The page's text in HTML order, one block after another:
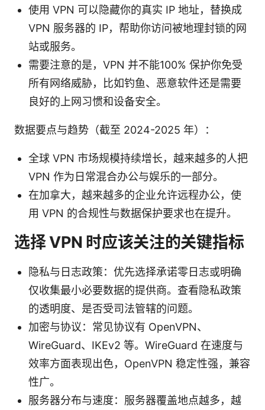
使用 VPN 可以隐藏你的真实 IP 地址，替换成
VPN 服务器的 IP，帮助你访问被地理封锁的网
站或服务。
需要注意的是，VPN 并不能100% 保护你免受
所有网络威胁，比如钓鱼、恶意软件还是需要
良好的上网习惯和设备安全。
数据要点与趋势（截至 2024-2025 年）：
全球 VPN 市场规模持续增长，越来越多的人把
VPN 作为日常混合办公与娱乐的一部分。
在加拿大，越来越多的企业允许远程办公，使
用 VPN 的合规性与数据保护要求也在提升。
选择 VPN 时应该关注的关键指标
隐私与日志政策：优先选择承诺零日志或明确
仅收集最小必要数据的提供商。查看隐私政策
的透明度、是否受司法管辖的问题。
加密与协议：常见协议有 OpenVPN、
WireGuard、IKEv2 等。WireGuard 在速度与
效率方面表现出色，OpenVPN 稳定性强，兼容
性广。
服务器分布与速度：服务器覆盖地点越多，越